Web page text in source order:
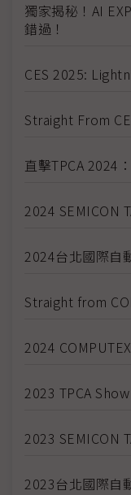
獨家揭秘！AI
錯過！
CES 2025:
Straight From
直擊TPCA 2024
2024 SEMICON
2024台北國際自
Straight from
2024
2023 TPCA
2023 SEMICON
2023台北國際自